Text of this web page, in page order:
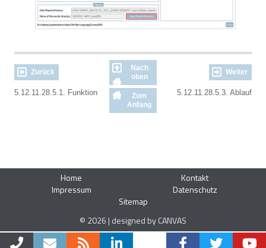
Zurück
Nach
oben
Weiter
5.12.11.28.5.1. Funktion
Zum
Anfang
5.12.11.28.5.3. Ablauf
Home
Kontakt
Impressum
Datenschutz
Sitemap
© 2026 | designed by CANVAS